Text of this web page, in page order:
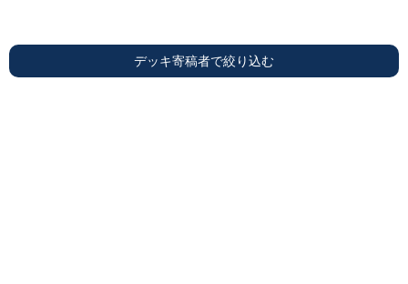
デッキ寄稿者で絞り込む